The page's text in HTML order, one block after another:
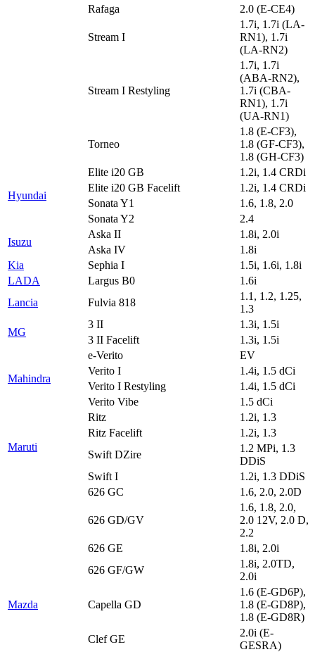
Rafaga
2.0 (E-CE4)
Stream I
1.7i, 1.7i (LA-
RN1), 1.7i
(LA-RN2)
Stream I Restyling
1.7i, 1.7i
(ABA-RN2),
1.7i (CBA-
RN1), 1.7i
(UA-RN1)
Torneo
1.8 (E-CF3),
1.8 (GF-CF3),
1.8 (GH-CF3)
Hyundai
Elite i20 GB
1.2i, 1.4 CRDi
Elite i20 GB Facelift
1.2i, 1.4 CRDi
Sonata Y1
1.6, 1.8, 2.0
Sonata Y2
2.4
Isuzu
Aska II
1.8i, 2.0i
Aska IV
1.8i
Kia
Sephia I
1.5i, 1.6i, 1.8i
LADA
Largus B0
1.6i
Lancia
Fulvia 818
1.1, 1.2, 1.25,
1.3
MG
3 II
1.3i, 1.5i
3 II Facelift
1.3i, 1.5i
Mahindra
e-Verito
EV
Verito I
1.4i, 1.5 dCi
Verito I Restyling
1.4i, 1.5 dCi
Verito Vibe
1.5 dCi
Maruti
Ritz
1.2i, 1.3
Ritz Facelift
1.2i, 1.3
Swift DZire
1.2 MPi, 1.3
DDiS
Swift I
1.2i, 1.3 DDiS
Mazda
626 GC 1.6, 2.0, 2.0D
626 GD/GV
1.6, 1.8, 2.0,
2.0 12V, 2.0 D,
2.2
626 GE
1.8i, 2.0i
626 GF/GW
1.8i, 2.0TD,
2.0i
Capella GD
1.6 (E-GD6P),
1.8 (E-GD8P),
1.8 (E-GD8R)
Clef GE
2.0i (E-
GESRA)